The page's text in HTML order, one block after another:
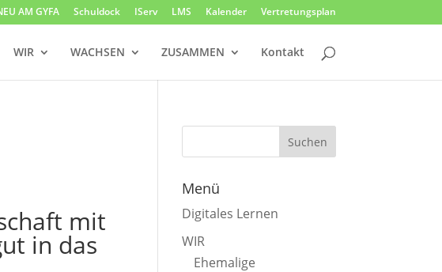
AM GYFA Schuldock IServ LMS Kalender Vertretungsplan
WIR WACHSEN ZUSAMMEN Kontakt
mit
in das
Menü
Digitales Lernen
WIR
Ehemalige